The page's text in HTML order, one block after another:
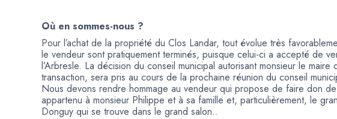
Où en sommes-nous ?
Pour l’achat de la propriété du Clos Landar, tout évolue très
le vendeur sont pratiquement terminés, puisque celui-ci a accepté de
l’Arbresle. La décision du conseil municipal autorisant monsieur le maire
transaction, sera pris au cours de la prochaine réunion du conseil
Nous devons rendre hommage au vendeur qui propose de faire don
appartenu à monsieur Philippe et à sa famille et, particulièrement, le
Donguy qui se trouve dans le grand salon..